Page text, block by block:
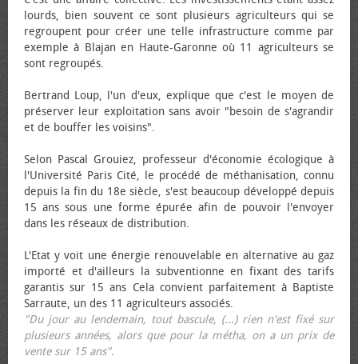
lourds, bien souvent ce sont plusieurs agriculteurs qui se
regroupent pour créer une telle infrastructure comme par
exemple à Blajan en Haute-Garonne où 11 agriculteurs se
sont regroupés.
Bertrand Loup, l'un d'eux, explique que c'est le moyen de
préserver leur exploitation sans avoir "besoin de s'agrandir
et de bouffer les voisins".
Selon Pascal Grouiez, professeur d'économie écologique à
l'Université Paris Cité, le procédé de méthanisation, connu
depuis la fin du 18e siècle, s'est beaucoup développé depuis
15 ans sous une forme épurée afin de pouvoir l'envoyer
dans les réseaux de distribution.
L'Etat y voit une énergie renouvelable en alternative au gaz
importé et d'ailleurs la subventionne en fixant des tarifs
garantis sur 15 ans Cela convient parfaitement à Baptiste
Sarraute, un des 11 agriculteurs associés.
"Du jour au lendemain, tout bascule, (...) rien n'est fixé sur
plusieurs années, alors que pour la métha, on a un prix de
vente sur 15 ans".